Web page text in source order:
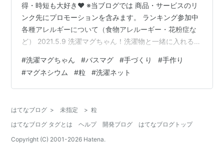
得・時短も大好き♥ ※当ブログでは 商品・サービスのリ
ンク先にプロモーションを含みます。 ランキング参加中
各種アレルギーについて（食物アレルーギー・花粉症な
ど） 2021.5.9 洗濯マグちゃん！洗濯物と一緒に入れるだ
グちゃん』とは、 高純度のマグネシウムの粒がたくさん
ネットの袋に入ったものです。洗濯する際に洗剤代わり
に使えます。 バスタブに入れて 水素浴 として使う方法
る」という点に惹かれました。 香料が苦手になり日用品
を見直していたので…
#洗濯マグちゃん #バスマグ #手づくり #手作り
#マグネシウム #粒 #洗濯ネット
はてなブログ > 未指定 > 粒
はてなブログ タグとは
ヘルプ 開発ブログ
はてなブログトップ
Copyright (C) 2001-2026 Hatena.